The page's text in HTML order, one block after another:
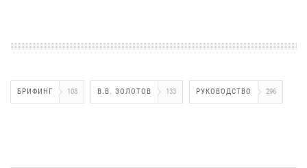
БРИФИНГ 108 В.В. ЗОЛОТОВ 133 РУКОВОДСТВО 296